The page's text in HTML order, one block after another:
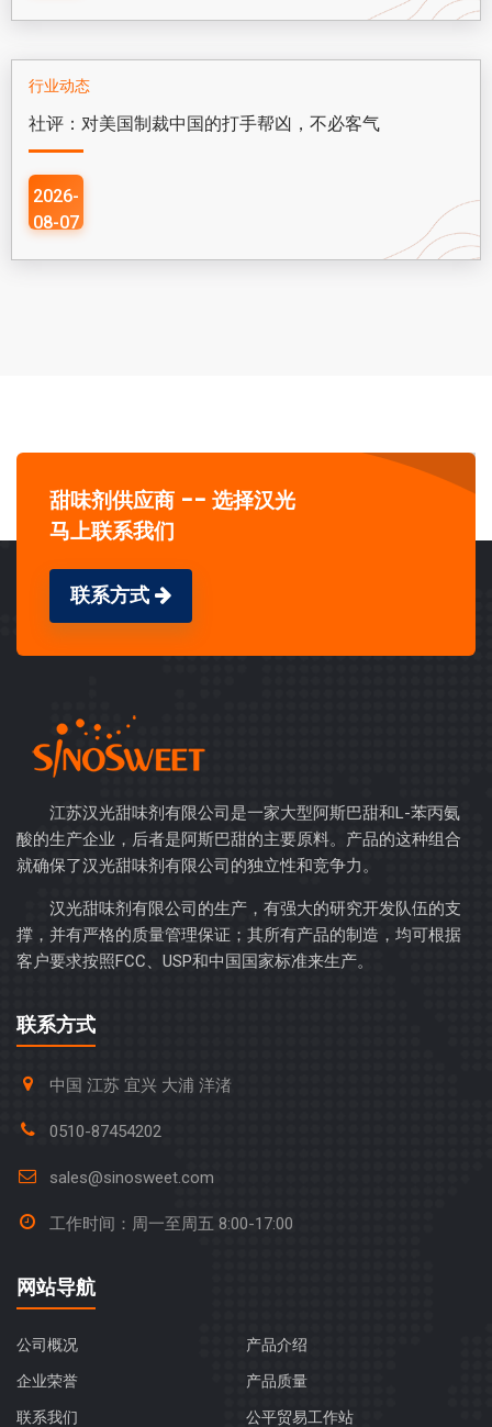
行业动态
社评：对美国制裁中国的打手帮凶，不必客气
2026-
08-07
甜味剂供应商 -- 选择汉光
马上联系我们
联系方式
江苏汉光甜味剂有限公司是一家大型阿斯巴甜和L-苯丙氨
酸的生产企业，后者是阿斯巴甜的主要原料。产品的这种组合
就确保了汉光甜味剂有限公司的独立性和竞争力。
汉光甜味剂有限公司的生产，有强大的研究开发队伍的支
撑，并有严格的质量管理保证；其所有产品的制造，均可根据
客户要求按照FCC、USP和中国国家标准来生产。
联系方式
中国 江苏 宜兴 大浦 洋渚
0510-87454202
sales@sinosweet.com
工作时间：周一至周五 8:00-17:00
网站导航
公司概况
企业荣誉
联系我们
产品介绍
产品质量
公平贸易工作站